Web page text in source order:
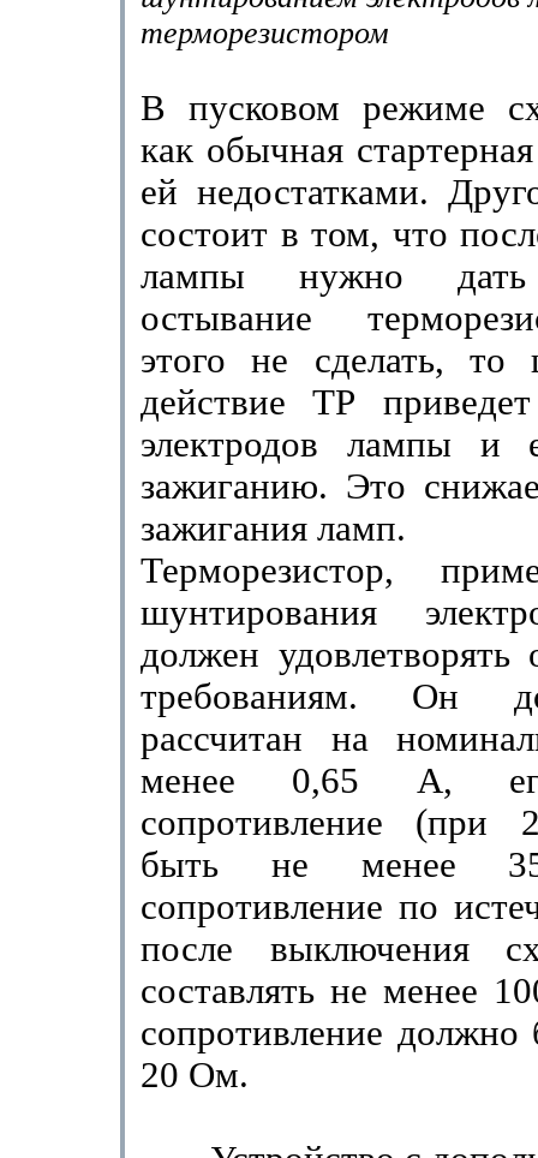
терморезистором
В пусковом режиме
как обычная
ей недостатками.
состоит в том, что
лампы нужно
остывание
этого не сде­лать, то
действие ТР
электродов лампы и
зажиганию. Это
зажигания ламп.
Терморезистор,
шунтирования
дол­жен удовлетворять
требованиям. Он
рассчитан на
менее 0,65 А,
сопротивление (при
быть не менее
сопротивление по
после выключения
составлять не менее
сопро­тивление должно
20 Ом.